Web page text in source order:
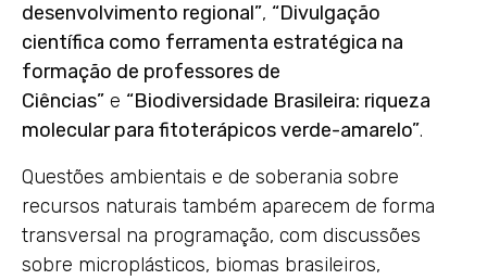
desenvolvimento regional”, “Divulgação
científica como ferramenta estratégica na
formação de professores de
Ciências” e “Biodiversidade Brasileira: riqueza
molecular para fitoterápicos verde-amarelo”.
Questões ambientais e de soberania sobre
recursos naturais também aparecem de forma
transversal na programação, com discussões
sobre microplásticos, biomas brasileiros,